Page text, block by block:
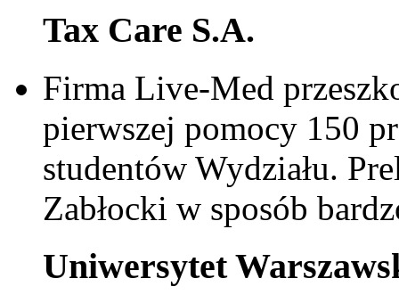
Tax Care S.A.
Firma Live-Med
pierwszej pomocy 150
studentów Wydziału.
Zabłocki w sposób
Uniwersytet